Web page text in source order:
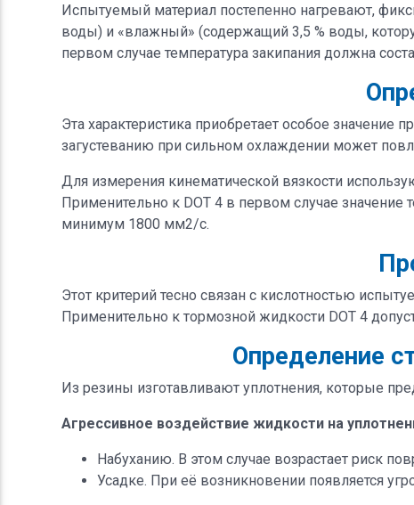
Испытуемый материал постепенно нагревают,
воды) и «влажный» (содержащий 3,5 % воды,
первом случае температура закипания должна
Эта характеристика приобретает особое значение
загустеванию при сильном охлаждении может
Для измерения кинематической вязкости
Применительно к DOT 4 в первом случае
минимум 1800 мм2/с.
Этот критерий тесно связан с кислотностью
Применительно к тормозной жидкости DOT 4
Определение
Из резины изготавливают уплотнения, которые
Агрессивное воздействие жидкости на
Набуханию. В этом случае возрастает риск
Усадке. При её возникновении появляется